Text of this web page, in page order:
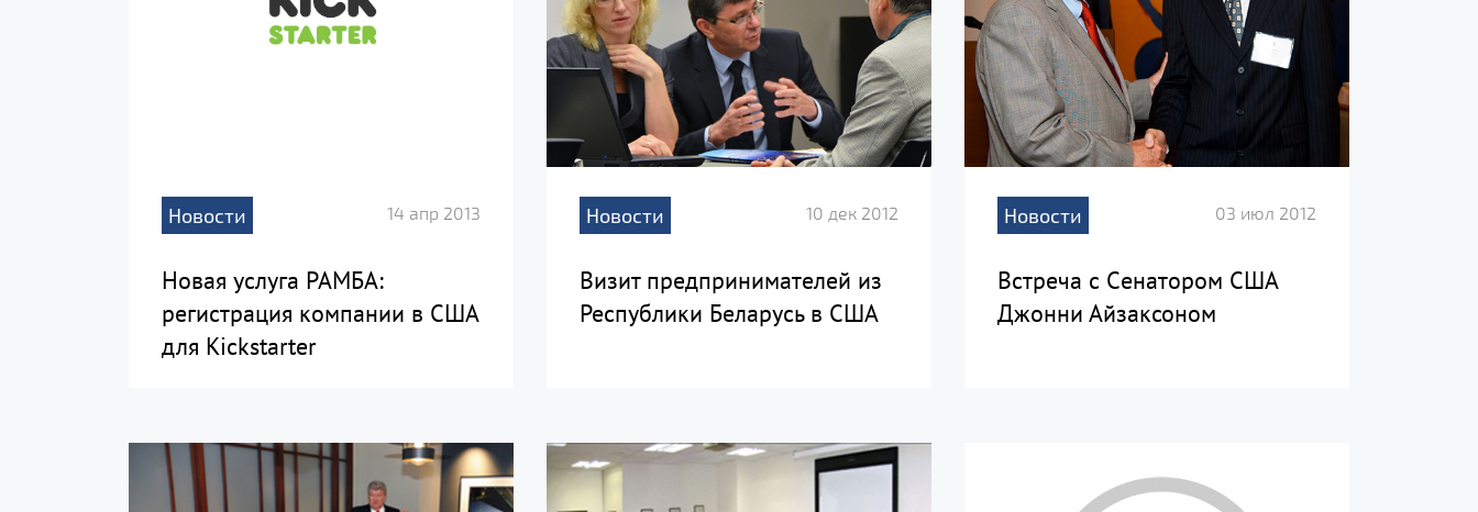
Новости 14 апр 2013
Новая услуга РАМБА:
регистрация компании в США
для Kickstarter
Новости 10 дек 2012
Визит предпринимателей из
Республики Беларусь в США
Новости 03 июл 2012
Встреча с Cенатором США
Джонни Айзаксоном